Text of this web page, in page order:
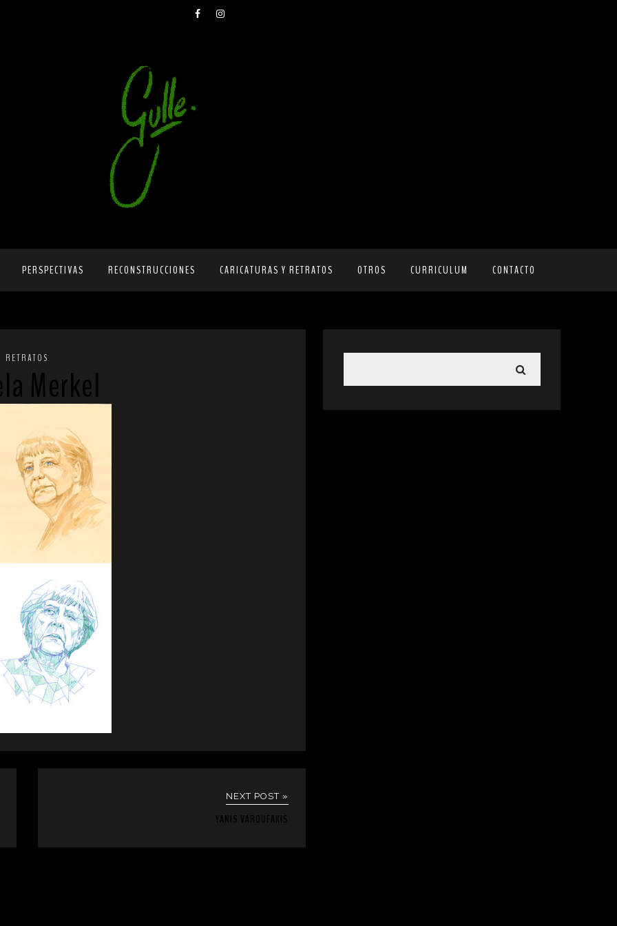
PERSPECTIVAS RECONSTRUCCIONES CARICATURAS Y RETRATOS OTROS CURRICULUM CONTACTO
RETRATOS
Merkel
NEXT POST »
YANIS VAROUFAKIS